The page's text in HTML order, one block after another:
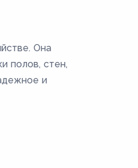
Она
полов, стен,
и